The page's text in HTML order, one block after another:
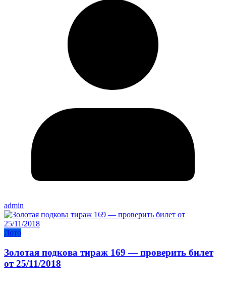
admin
Лото
Золотая подкова тираж 169 — проверить билет
от 25/11/2018